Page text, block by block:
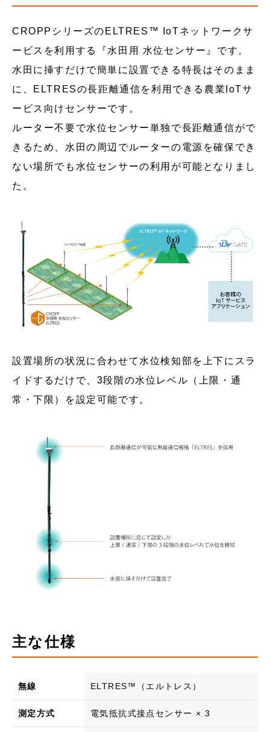
CROPPシリーズのELTRES™ IoTネットワークサ
ービスを利用する『水田用 水位センサー』です。
水田に挿すだけで簡単に設置できる特長はそのまま
に、ELTRESの長距離通信を利用できる農業IoTサ
ービス向けセンサーです。
ルーター不要で水位センサー単独で長距離通信がで
きるため、水田の周辺でルーターの電源を確保でき
ない場所でも水位センサーの利用が可能となりまし
た。
設置場所の状況に合わせて水位検知部を上下にスラ
イドするだけで、3段階の水位レベル（上限・通
常・下限）を設定可能です。
主な仕様
無線 ELTRES™（エルトレス）
測定方式 電気抵抗式接点センサー × 3